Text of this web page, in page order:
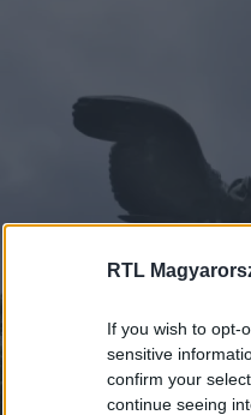
RTL
If you wish to opt-
sensitive
confirm your
continue seeing